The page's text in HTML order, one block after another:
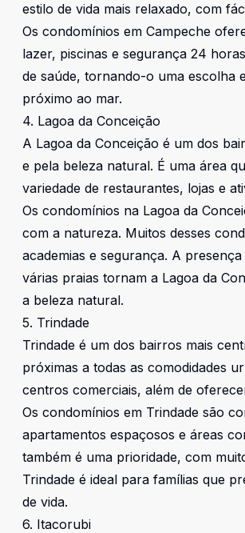
estilo de vida mais relaxado, com
Os condomínios em Campeche
lazer, piscinas e segurança 24
de saúde, tornando-o uma escolha
próximo ao mar.
4. Lagoa da Conceição
A Lagoa da Conceição é um dos
e pela beleza natural. É uma área
variedade de restaurantes, lojas e
Os condomínios na Lagoa da
com a natureza. Muitos desses
academias e segurança. A
várias praias tornam a Lagoa da
a beleza natural.
5. Trindade
Trindade é um dos bairros mais
próximas a todas as comodidades
centros comerciais, além de
Os condomínios em Trindade são
apartamentos espaçosos e áreas
também é uma prioridade, com
Trindade é ideal para famílias que
de vida.
6. Itacorubi